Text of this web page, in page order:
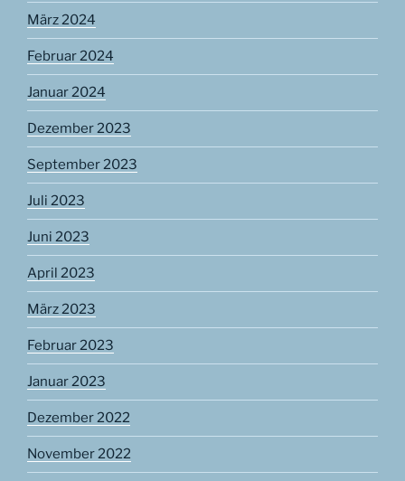
März 2024
Februar 2024
Januar 2024
Dezember 2023
September 2023
Juli 2023
Juni 2023
April 2023
März 2023
Februar 2023
Januar 2023
Dezember 2022
November 2022